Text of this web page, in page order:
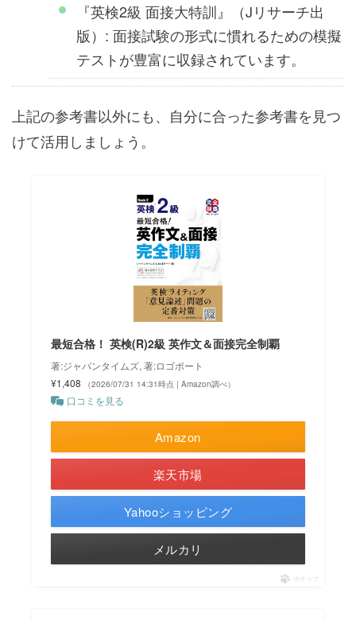
『英検2級 面接大特訓』（Jリサーチ出
版）: 面接試験の形式に慣れるための模擬
テストが豊富に収録されています。
上記の参考書以外にも、自分に合った参考書を見つ
けて活用しましょう。
最短合格！ 英検(R)2級 英作文＆面接完全制覇
著:ジャパンタイムズ, 著:ロゴポート
¥1,408
（2026/07/31 14:31時点 | Amazon調べ）
口コミを見る
Amazon
楽天市場
Yahooショッピング
メルカリ
ポチップ